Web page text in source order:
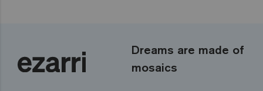
Dreams are made of
mosaics